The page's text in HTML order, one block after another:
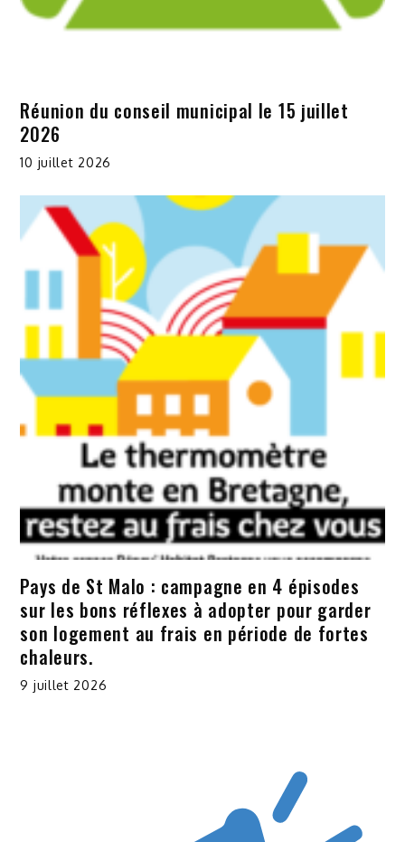
Réunion du conseil municipal le 15 juillet
2026
10 juillet 2026
Pays de St Malo : campagne en 4 épisodes
sur les bons réflexes à adopter pour garder
son logement au frais en période de fortes
chaleurs.
9 juillet 2026